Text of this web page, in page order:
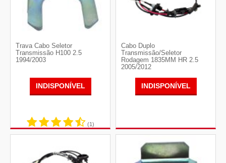
Trava Cabo Seletor
Transmissão H100 2.5
1994/2003
INDISPONÍVEL
(1)
Cabo Duplo
Transmissão/Seletor
Rodagem 1835MM HR 2.5
2005/2012
INDISPONÍVEL